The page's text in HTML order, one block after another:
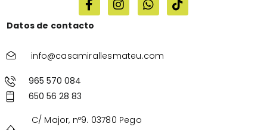
Datos de contacto
info@casamirallesmateu.com
965 570 084
650 56 28 83
C/ Major, nº9. 03780 Pego